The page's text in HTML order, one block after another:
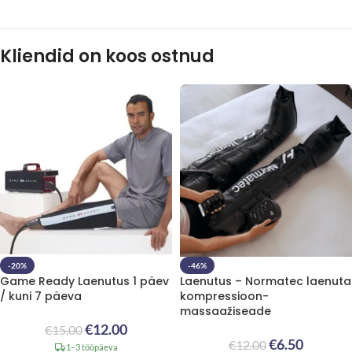
Kliendid on koos ostnud
-20%
Game Ready Laenutus 1 päev
/ kuni 7 päeva
€15.00€12.00
1–3 tööpäeva
-46%
Laenutus – Normatec laenuta
kompressioon-
massaažiseade
€12.00€6.50